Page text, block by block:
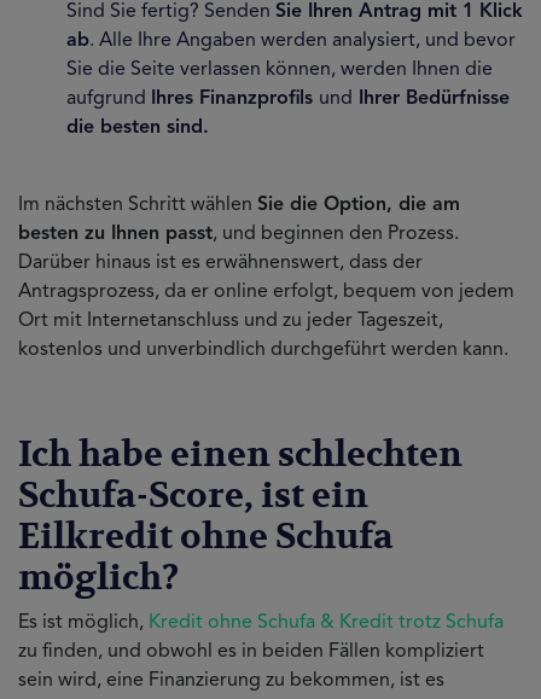
Sind Sie fertig? Senden Sie Ihren Antrag mit 1 Klick
ab. Alle Ihre Angaben werden analysiert, und bevor
Sie die Seite verlassen können, werden Ihnen die
aufgrund
Ihres Finanzprofils und
Ihrer Bedürfnisse
die besten sind.
Im nächsten Schritt wählen Sie die Option, die am
besten zu Ihnen passt, und beginnen den Prozess.
Darüber hinaus ist es erwähnenswert, dass der
Antragsprozess, da er online erfolgt, bequem von jedem
Ort mit Internetanschluss und zu jeder Tageszeit,
kostenlos und unverbindlich durchgeführt werden kann.
Ich habe einen schlechten
Schufa-Score, ist ein
Eilkredit ohne Schufa
möglich?
Es ist möglich, Kredit ohne Schufa & Kredit trotz Schufa
zu finden, und obwohl es in beiden Fällen kompliziert
sein wird, eine Finanzierung zu bekommen, ist es